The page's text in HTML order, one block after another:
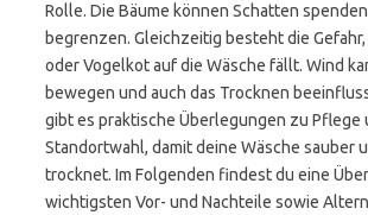
Rolle. Die Bäume können Schatten
begrenzen. Gleichzeitig besteht die Gefahr,
oder Vogelkot auf die Wäsche fällt. Wind
bewegen und auch das Trocknen
gibt es praktische Überlegungen zu Pflege
Standortwahl, damit deine Wäsche sauber
trocknet. Im Folgenden findest du eine
wichtigsten Vor- und Nachteile sowie